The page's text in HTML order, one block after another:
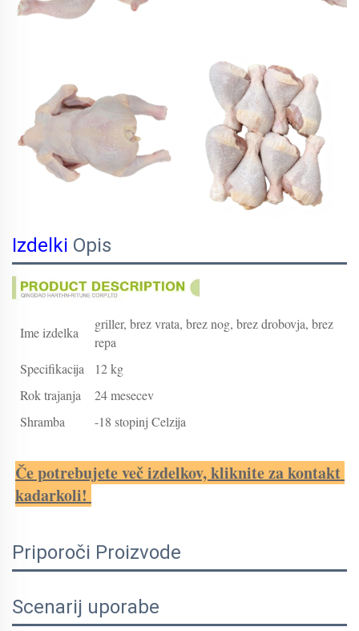
Izdelki Opis
Ime izdelka
griller, brez vrata, brez nog, brez drobovja, brez
repa
Specifikacija
12 kg
Rok trajanja
24 mesecev
Shramba
-18 stopinj Celzija
Če potrebujete več izdelkov, kliknite za kontakt
kadarkoli!
Priporoči Proizvode
Scenarij uporabe